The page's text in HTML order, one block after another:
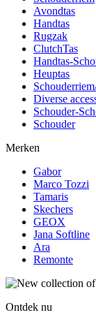
Avondtas
Handtas
Rugzak
ClutchTas
Handtas-
Heuptas
Diverse
Schouder-
Schouder
Merken
Gabor
Marco Tozzi
Tamaris
Skechers
GEOX
Jana Softline
Ara
Remonte
Ontdek nu